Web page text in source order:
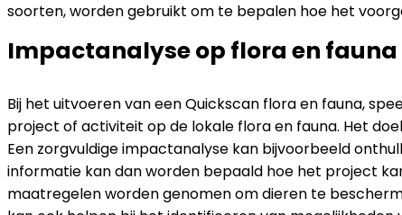
soorten, worden gebruikt om te bepalen hoe het
Impactanalyse op flora en fauna
Bij het uitvoeren van een Quickscan flora en fauna,
project of activiteit op de lokale flora en fauna. Het
Een zorgvuldige impactanalyse kan bijvoorbeeld
informatie kan dan worden bepaald hoe het project
maatregelen worden genomen om dieren te